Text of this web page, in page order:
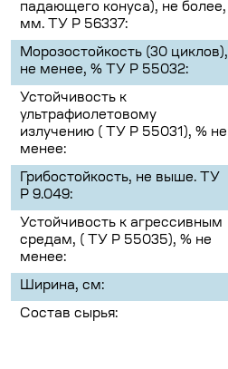
падающего конуса), не более,
мм. ТУ Р 56337:
Морозостойкость (30 циклов),
не менее, % ТУ Р 55032:
Устойчивость к
ультрафиолетовому
излучению ( ТУ Р 55031), % не
менее:
Грибостойкость, не выше. ТУ
Р 9.049:
Устойчивость к агрессивным
средам, ( ТУ Р 55035), % не
менее:
Ширина, см:
Состав сырья: